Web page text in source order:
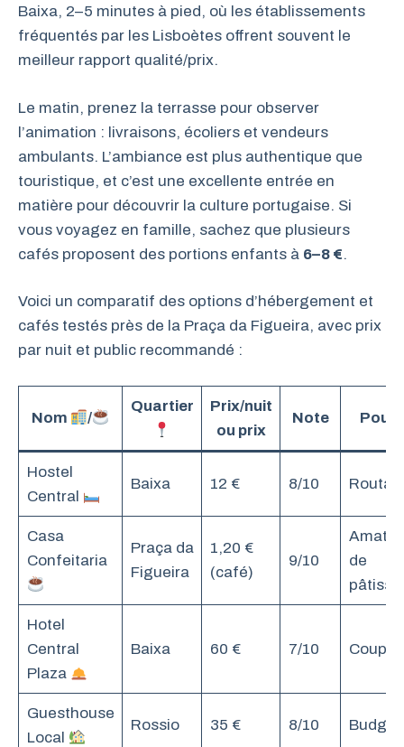
Baixa, 2–5 minutes à pied, où les établissements
fréquentés par les Lisboètes offrent souvent le
meilleur rapport qualité/prix.
Le matin, prenez la terrasse pour observer
l’animation : livraisons, écoliers et vendeurs
ambulants. L’ambiance est plus authentique que
touristique, et c’est une excellente entrée en
matière pour découvrir la culture portugaise. Si
vous voyagez en famille, sachez que plusieurs
cafés proposent des portions enfants à 6–8 €.
Voici un comparatif des options d’hébergement et
cafés testés près de la Praça da Figueira, avec prix
par nuit et public recommandé :
Nom /
Quartier
Prix/nuit
ou prix
Note Pour
Hostel
Central
Baixa 12 € 8/10
Casa
Confeitaria
Praça da
Figueira
1,20 €
(café)
9/10
de
Hotel
Central
Plaza
Baixa 60 € 7/10
Guesthouse
Local
Rossio 35 € 8/10 Budget